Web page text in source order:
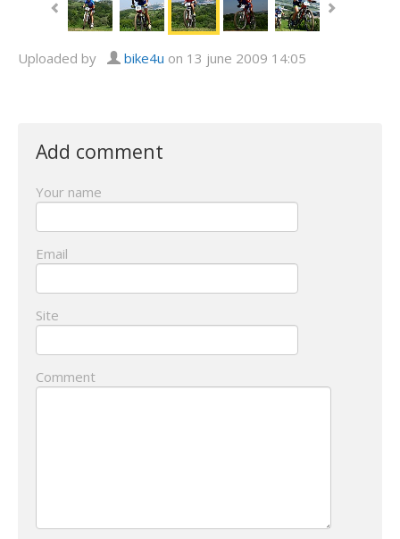
Uploaded by bike4u on 13 june 2009 14:05
Add comment
Your name
Email
Site
Comment